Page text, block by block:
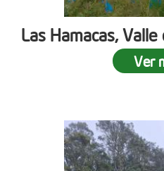
Las Hamacas, Valle
Ver